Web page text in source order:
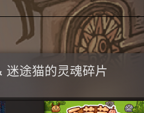
迷途猫的灵魂碎片